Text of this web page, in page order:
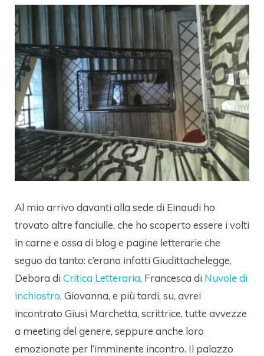
Al mio arrivo davanti alla sede di Einaudi ho
trovato altre fanciulle, che ho scoperto essere i volti
in carne e ossa di blog e pagine letterarie che
seguo da tanto: c’erano infatti Giudittachelegge,
Debora di Critica Letteraria, Francesca di Nuvole di
inchiostro, Giovanna, e più tardi, su, avrei
incontrato Giusi Marchetta, scrittrice, tutte avvezze
a meeting del genere, seppure anche loro
emozionate per l’imminente incontro. Il palazzo